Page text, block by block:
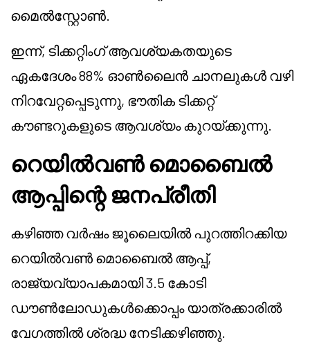
മൈൽസ്റ്റോൺ.
ഇന്ന്, ടിക്കറ്റിംഗ് ആവശ്യകതയുടെ
ഏകദേശം 88% ഓൺലൈൻ ചാനലുകൾ വഴി
നിറവേറ്റപ്പെടുന്നു, ഭൗതിക ടിക്കറ്റ്
കൗണ്ടറുകളുടെ ആവശ്യം കുറയ്ക്കുന്നു.
റെയിൽവൺ മൊബൈൽ
ആപ്പിന്റെ ജനപ്രീതി
കഴിഞ്ഞ വർഷം ജൂലൈയിൽ പുറത്തിറക്കിയ
റെയിൽവൺ മൊബൈൽ ആപ്പ്,
രാജ്യവ്യാപകമായി 3.5 കോടി
ഡൗൺലോഡുകൾക്കൊപ്പം യാത്രക്കാരിൽ
വേഗത്തിൽ ശ്രദ്ധ നേടിക്കഴിഞ്ഞു.